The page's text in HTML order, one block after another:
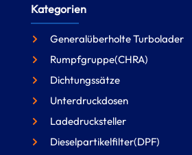
Kategorien
Generalüberholte Turbolader
Rumpfgruppe(CHRA)
Dichtungssätze
Unterdruckdosen
Ladedrucksteller
Dieselpartikelfilter(DPF)